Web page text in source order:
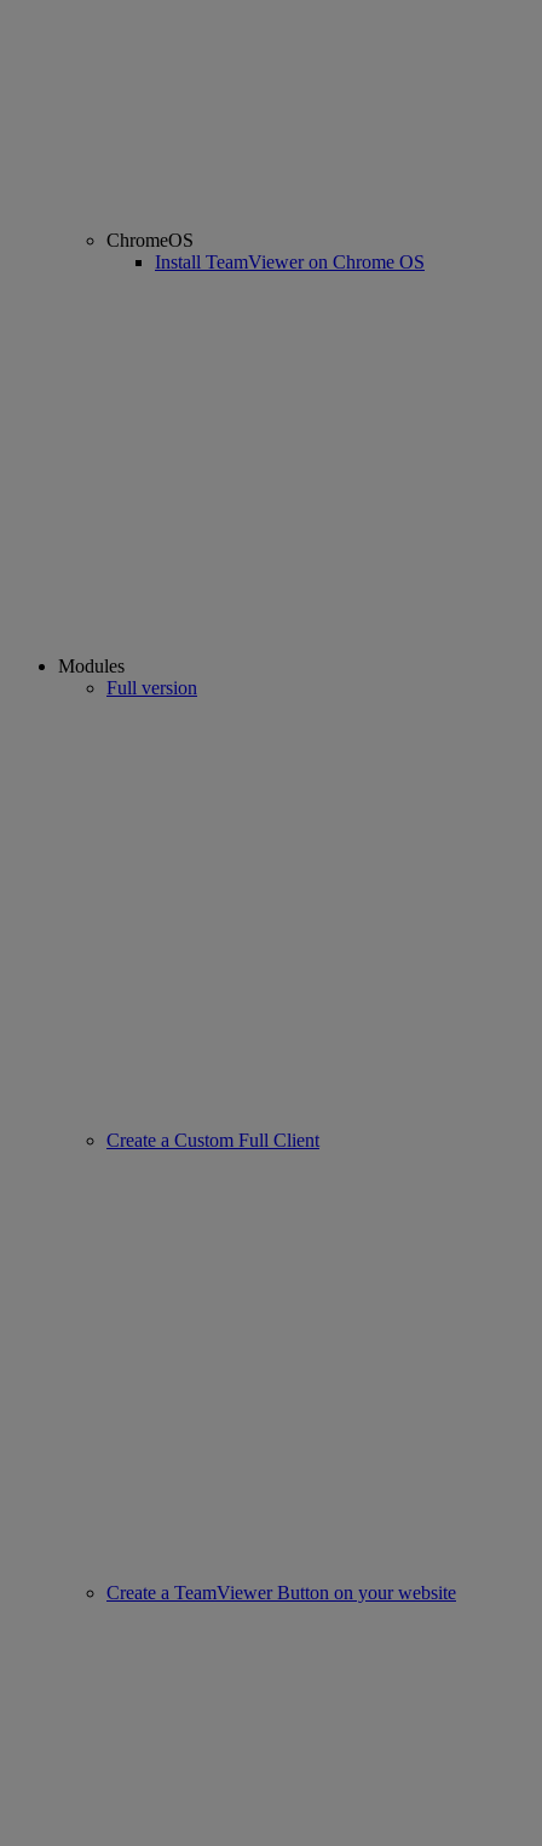
ChromeOS
Install TeamViewer on Chrome OS
Modules
Full version
Create a Custom Full Client
Create a TeamViewer Button on your website